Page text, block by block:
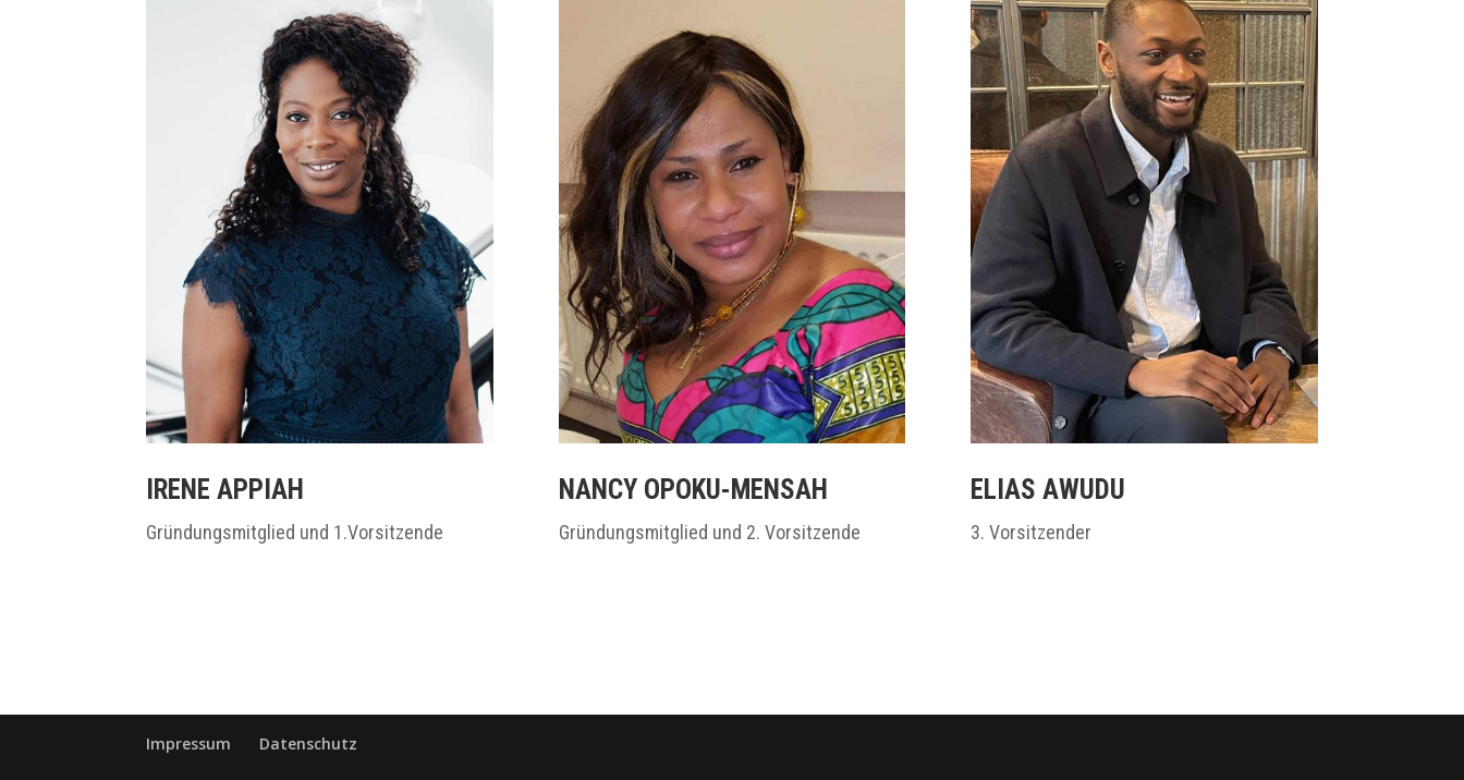
IRENE APPIAH
Gründungsmitglied und 1.Vorsitzende
NANCY OPOKU-MENSAH
Gründungsmitglied und 2. Vorsitzende
ELIAS AWUDU
3. Vorsitzender
Impressum Datenschutz